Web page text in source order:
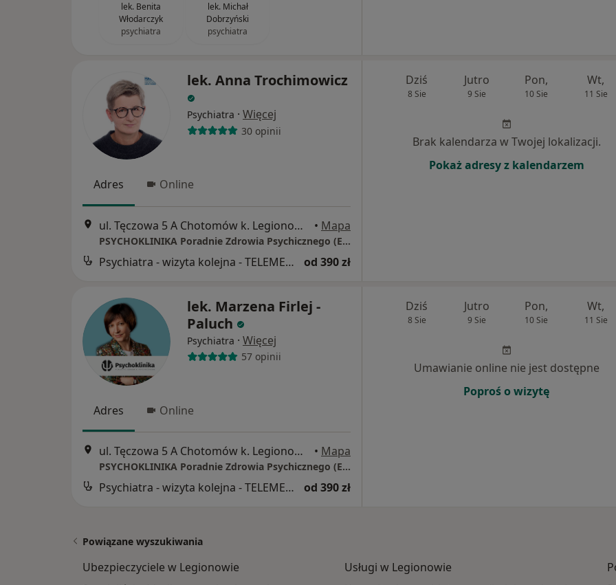
lek. Benita
Włodarczyk
psychiatra
lek. Michał
Dobrzyński
psychiatra
lek. Anna Trochimowicz
Psychiatra · Więcej
30 opinii
Adres Online
ul. Tęczowa 5 A Chotomów k. Legionowa, Legionowo • Mapa
PSYCHOKLINIKA Poradnie Zdrowia Psychicznego (EDUCATIO)
Psychiatra - wizyta kolejna - TELEMEDYCYNA od 390 zł
Dziś
8 Sie
Jutro
9 Sie
Pon,
10 Sie
Wt,
11 Sie
Brak kalendarza w Twojej lokalizacji.
Pokaż adresy z kalendarzem
lek. Marzena Firlej -
Paluch
Psychiatra · Więcej
57 opinii
Adres Online
ul. Tęczowa 5 A Chotomów k. Legionowa, Legionowo • Mapa
PSYCHOKLINIKA Poradnie Zdrowia Psychicznego (EDUCATIO)
Psychiatra - wizyta kolejna - TELEMEDYCYNA od 390 zł
Dziś
8 Sie
Jutro
9 Sie
Pon,
10 Sie
Wt,
11 Sie
Umawianie online nie jest dostępne
Poproś o wizytę
Powiązane wyszukiwania
Ubezpieczyciele w Legionowie
Usługi w Legionowie